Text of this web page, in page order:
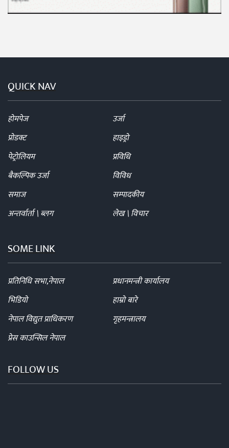
QUICK NAV
होमपेज
उर्जा
प्रोडक्ट
हाइड्रो
पेट्रोलियम
प्रविधि
बैकल्पिक उर्जा
विविध
समाज
सम्पादकीय
अन्तर्वार्ता \ ब्लग
लेख \ विचार
SOME LINK
प्रतिनिधि सभा,नेपाल
प्रधानमन्त्री कार्यालय
भिडियो
हाम्रो बारे
नेपाल विद्युत प्राधिकरण
गृहमन्त्रालय
प्रेस काउन्सिल नेपाल
FOLLOW US